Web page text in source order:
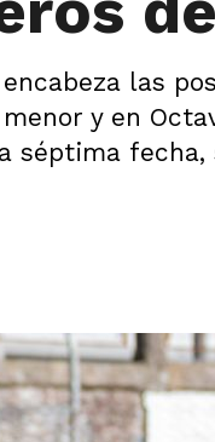
las
y en
séptima